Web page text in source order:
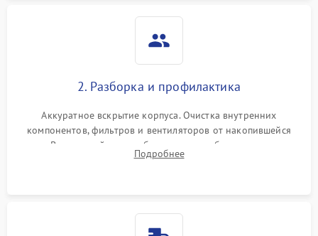
2. Разборка и профилактика
Аккуратное вскрытие корпуса. Очистка внутренних
компонентов, фильтров и вентиляторов от накопившейся
пыли. Визуальный осмотр блока питания, балласта лампы и
материнской платы на наличие прогаров или вздутых
Подробнее